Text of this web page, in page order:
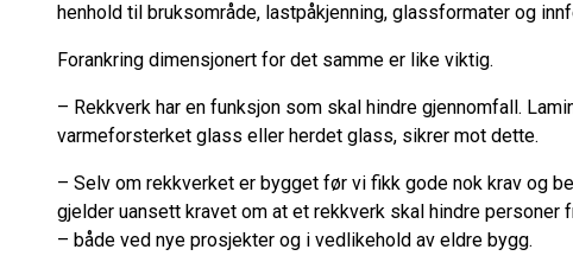
henhold til bruksområde, lastpåkjenning, glassformater og
Forankring dimensjonert for det samme er like viktig.
– Rekkverk har en funksjon som skal hindre gjennomfall.
varmeforsterket glass eller herdet glass, sikrer mot dette.
– Selv om rekkverket er bygget før vi fikk gode nok krav og
gjelder uansett kravet om at et rekkverk skal hindre personer
– både ved nye prosjekter og i vedlikehold av eldre bygg.